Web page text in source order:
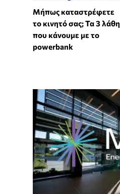
Μήπως καταστρέφετε
το κινητό σας; Τα 3 λάθη
που κάνουμε με το
powerbank